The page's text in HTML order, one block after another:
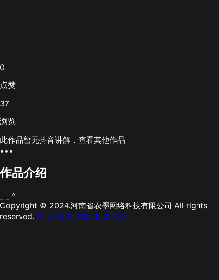
0
点赞
37
浏览
此作品暂无抖音讲解，查看其他作品
•••
作品介绍
_ _ ^
Copyright © 2024.河南省农墨网络科技有限公司 All rights
reserved. 豫ICP备2021003631号-2